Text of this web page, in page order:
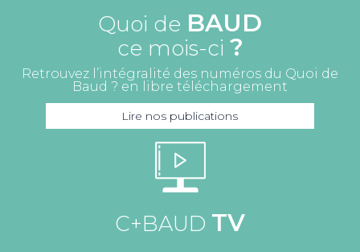
Quoi de BAUD
ce mois-ci ?
Retrouvez l’intégralité des numéros du Quoi de
Baud ? en libre téléchargement
Lire nos publications
C+BAUD TV